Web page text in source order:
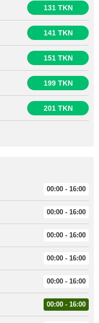
131 TKN
141 TKN
151 TKN
199 TKN
201 TKN
00:00 - 16:00
00:00 - 16:00
00:00 - 16:00
00:00 - 16:00
00:00 - 16:00
00:00 - 16:00